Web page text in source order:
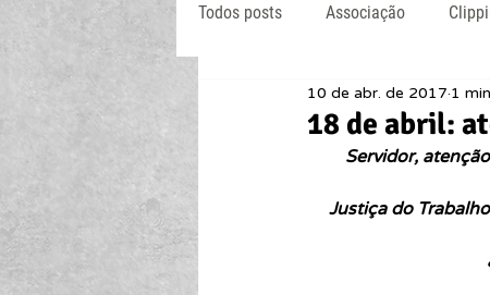
Todos posts Associação
Jornal O Processo Judiciário
18 de abril:
10 de abr. de 2017 1
Servidor,
Justiça do